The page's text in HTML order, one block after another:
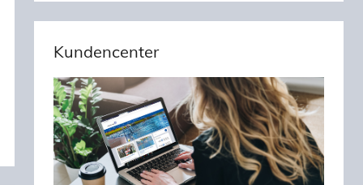
Kundencenter